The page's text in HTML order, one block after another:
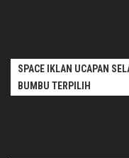
SPACE IKLAN UCAPAN
BUMBU TERPILIH